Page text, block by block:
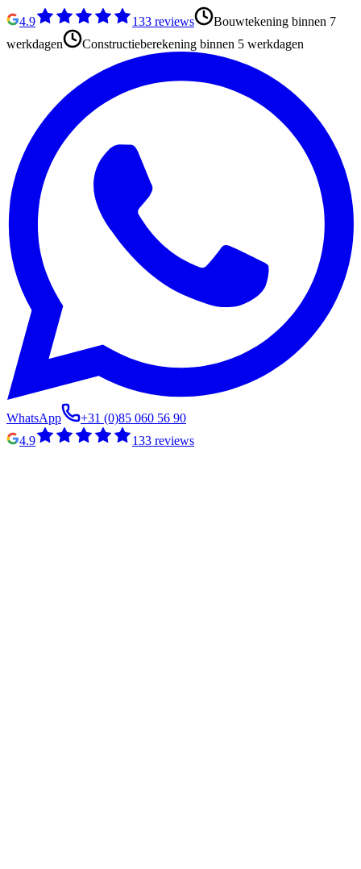
4.9 133 reviews
Bouwtekening binnen 7
werkdagen
Constructieberekening binnen 5 werkdagen
WhatsApp
+31 (0)85 060 56 90
4.9
133 reviews